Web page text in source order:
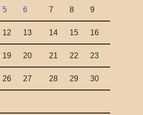
5 6 7 8 9
12 13 14 15 16
19 20 21 22 23
26 27 28 29 30